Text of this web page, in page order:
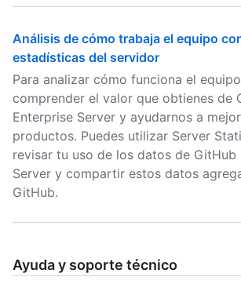
Análisis de cómo trabaja el equipo
estadísticas del servidor
Para analizar cómo funciona el
comprender el valor que obtienes de
Enterprise Server y ayudarnos a
productos. Puedes utilizar Server
revisar tu uso de los datos de GitHub
Server y compartir estos datos
GitHub.
Ayuda y soporte técnico